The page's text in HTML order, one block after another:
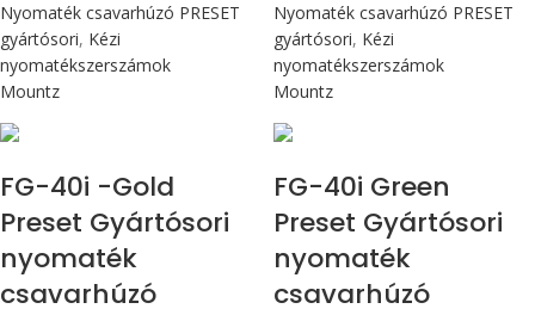
Nyomaték csavarhúzó PRESET
gyártósori, Kézi
nyomatékszerszámok
Mountz
Nyomaték csavarhúzó PRESET
gyártósori, Kézi
nyomatékszerszámok
Mountz
FG-40i -Gold
Preset Gyártósori
nyomaték
csavarhúzó
FG-40i Green
Preset Gyártósori
nyomaték
csavarhúzó